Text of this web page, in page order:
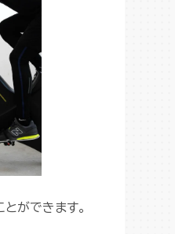
ができます。